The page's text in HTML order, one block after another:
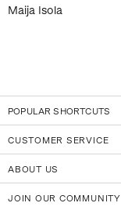
Maija Isola
POPULAR SHORTCUTS
CUSTOMER SERVICE
ABOUT US
JOIN OUR COMMUNITY